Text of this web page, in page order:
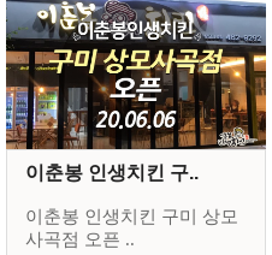
이춘봉 인생치킨 구..
이춘봉 인생치킨 구미 상모
사곡점 오픈 ..